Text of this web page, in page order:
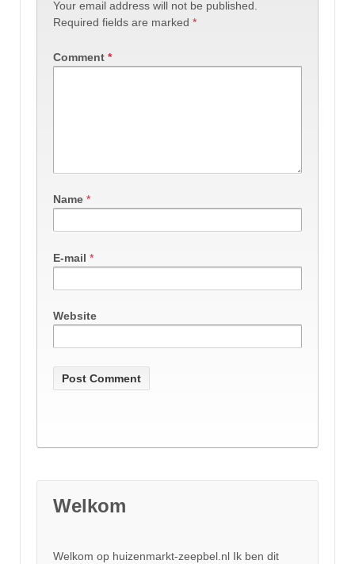
Your email address will not be published.
Required fields are marked *
Comment *
Name *
E-mail *
Website
Welkom
Welkom op huizenmarkt-zeepbel.nl Ik ben dit